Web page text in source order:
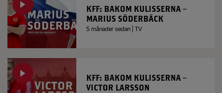
KFF: BAKOM KULISSERNA –
MARIUS SÖDERBÄCK
5 månader sedan | TV
KFF: BAKOM KULISSERNA –
VICTOR LARSSON